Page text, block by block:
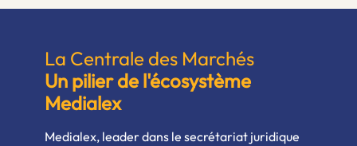
La Centrale des Marchés
Un pilier de l'écosystème
Medialex
Medialex, leader dans le secrétariat juridique